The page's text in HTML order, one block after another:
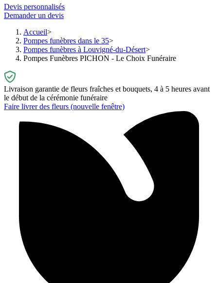
Devis personnalisés
Demander un devis
Accueil
Pompes funèbres dans le 35
Pompes funèbres à Louvigné-du-Désert
Pompes Funèbres PICHON - Le Choix Funéraire
Livraison garantie de fleurs fraîches et bouquets, 4 à 5 heures avant
le début de la cérémonie funéraire
Faire livrer des fleurs (nouvelle fenêtre)